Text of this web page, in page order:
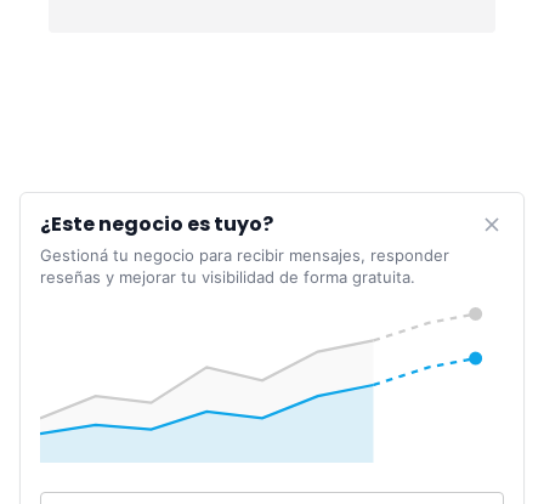
¿Este negocio es tuyo?
Gestioná tu negocio para recibir mensajes, responder
reseñas y mejorar tu visibilidad de forma gratuita.